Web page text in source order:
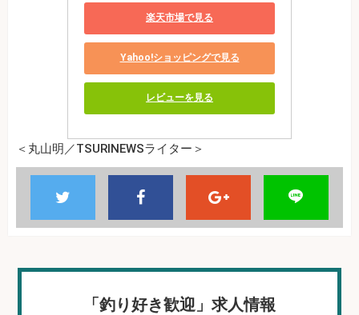
楽天市場で見る
Yahoo!ショッピングで見る
レビューを見る
＜丸山明／TSURINEWSライター＞
「釣り好き歓迎」求人情報